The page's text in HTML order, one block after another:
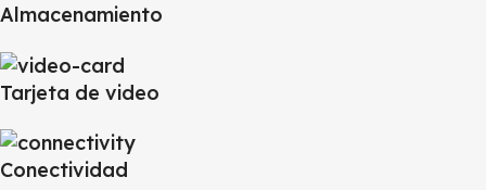
Almacenamiento
Tarjeta de video
Conectividad